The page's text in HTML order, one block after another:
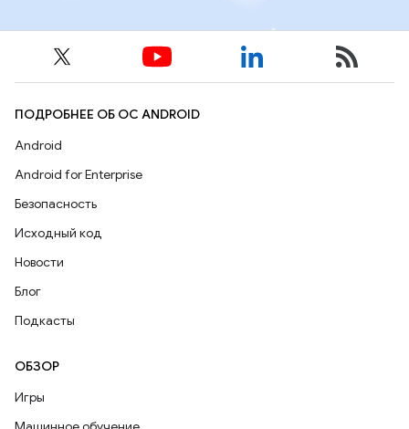
ПОДРОБНЕЕ ОБ ОС ANDROID
Android
Android for Enterprise
Безопасность
Исходный код
Новости
Блог
Подкасты
ОБЗОР
Игры